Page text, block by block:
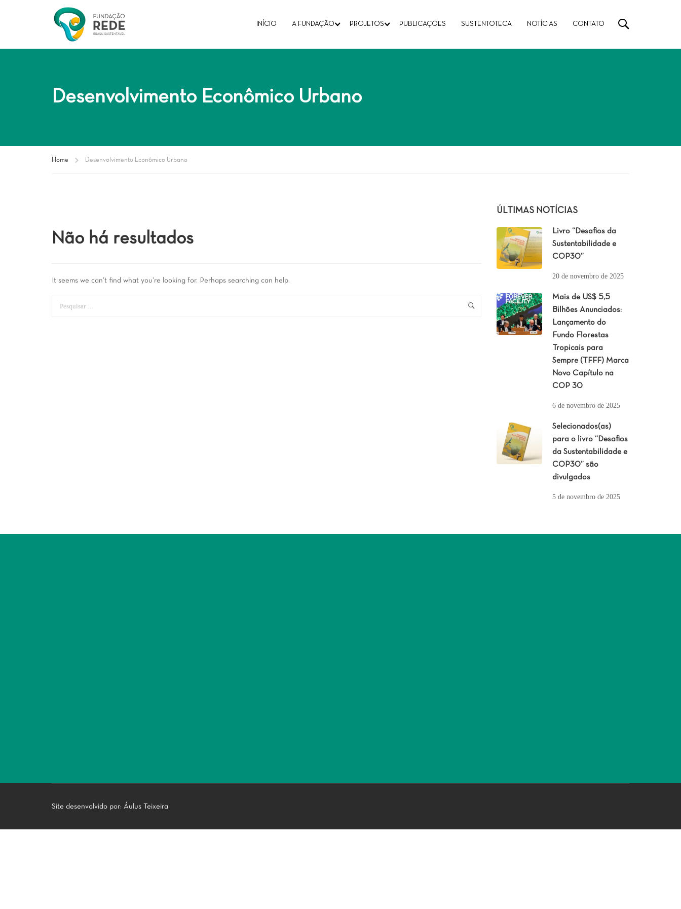
INÍCIO A FUNDAÇÃO PROJETOS PUBLICAÇÕES SUSTENTOTECA NOTÍCIAS CONTATO
Desenvolvimento Econômico Urbano
Home Desenvolvimento Econômico Urbano
Não há resultados
It seems we can’t find what you’re looking for. Perhaps searching can help.
ÚLTIMAS NOTÍCIAS
Livro “Desafios da
Sustentabilidade e
COP30”
20 de novembro de 2025
Mais de US$ 5,5
Bilhões Anunciados:
Lançamento do
Fundo Florestas
Tropicais para
Sempre (TFFF) Marca
Novo Capítulo na
COP 30
6 de novembro de 2025
Selecionados(as)
para o livro “Desafios
da Sustentabilidade e
COP30” são
divulgados
5 de novembro de 2025
Site desenvolvido por: Áulus Teixeira